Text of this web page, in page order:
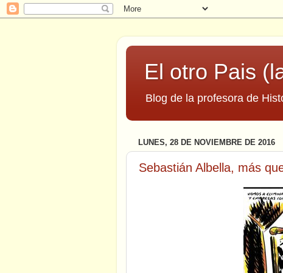
El otro Pais
Blog de la profesora de
LUNES, 28 DE NOVIEMBRE DE 2016
Sebastián Albella, más